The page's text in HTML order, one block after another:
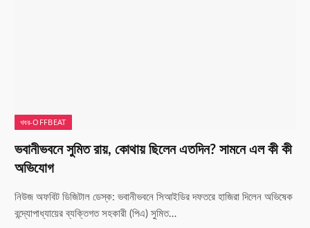
খবর-OFFBEAT
ভবানীভবনে সুমিত রায়, কোথায় ছিলেন এতদিন? সামনে এল কী কী
অভিযোগ
নিউজ অফবিট ডিজিটাল ডেস্ক: ভবানীভবনে সিআইডির দফতরে হাজিরা দিলেন অভিষেক
বন্দ্যোপাধ্যায়ের ব্যক্তিগত সহকারী (পিএ) সুমিত…